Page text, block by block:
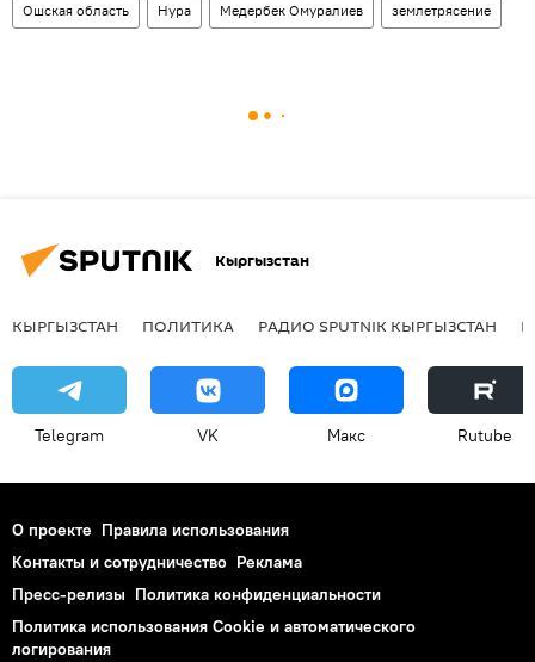
Ошская область Нура Медербек Омуралиев землетрясение
Кыргызстан
КЫРГЫЗСТАН ПОЛИТИКА РАДИО SPUTNIK КЫРГЫЗСТАН
Telegram VK Макс Rutube
О проекте Правила использования
Контакты и сотрудничество Реклама
Пресс-релизы Политика конфиденциальности
Политика использования Cookie и автоматического
логирования